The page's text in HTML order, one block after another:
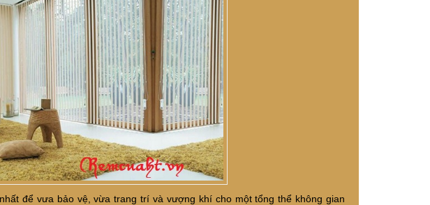
để vưa bảo vệ, vừa trang trí và vượng khí cho một tổng thể không gian